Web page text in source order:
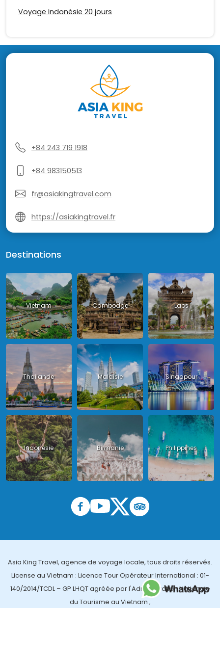
Voyage Indonésie 20 jours
+84 243 719 1918
+84 983150513
fr@asiakingtravel.com
https://asiakingtravel.fr
Destinations
Vietnam Cambodge Laos
Thailande Malaisie Singapour
Indonésie Birmanie Philippines
Asia King Travel, agence de voyage locale, tous droits réservés.
License au Vietnam : Licence Tour Opérateur International : 01-
140/2014/TCDL – GP LHQT agréée par l'Administration Nationale
du Tourisme au Vietnam ;